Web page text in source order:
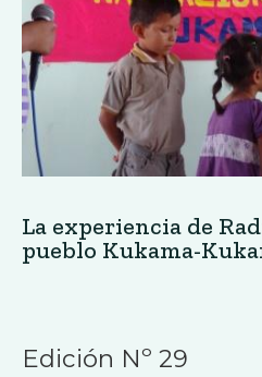
La experiencia de
pueblo Kukama-
Edición Nº 29